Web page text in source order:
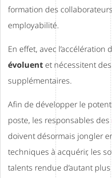
formation des
employabilité.
En effet, avec l’accélération
évoluent et nécessitent
supplémentaires.
Afin de développer le
poste, les responsables des
doivent désormais jongler
techniques à acquérir, les
talents rendue d’autant